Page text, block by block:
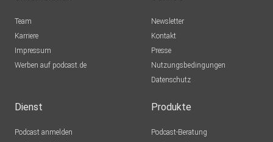
Team
Karriere
Impressum
Werben auf podcast.de
Newsletter
Kontakt
Presse
Nutzungsbedingungen
Datenschutz
Dienst
Podcast anmelden
Produkte
Podcast-Beratung